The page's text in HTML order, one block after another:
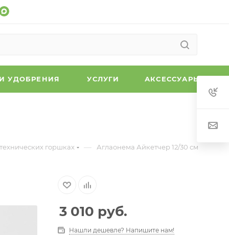
УДОБРЕНИЯ УСЛУГИ АКСЕССУАРЫ
горшках — Аглаонема Айкетчер 12/30 см
3 010 руб.
Нашли дешевле? Напишите нам!